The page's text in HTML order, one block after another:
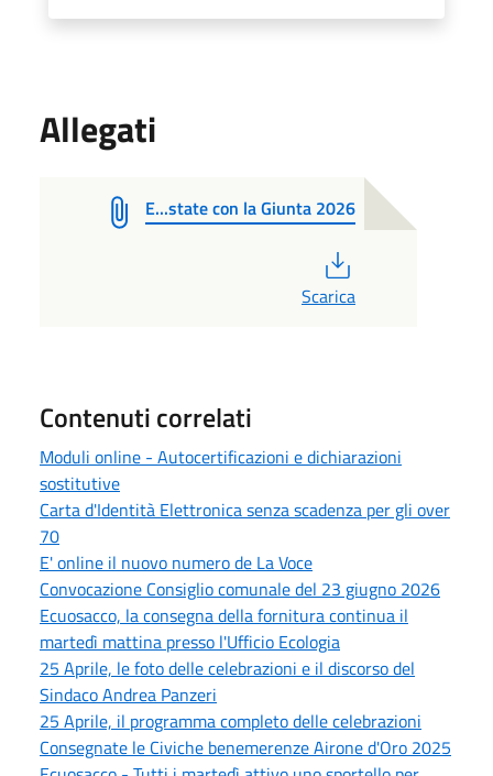
Allegati
E...state con la Giunta 2026
Scarica
Contenuti correlati
Moduli online - Autocertificazioni e dichiarazioni
sostitutive
Carta d'Identità Elettronica senza scadenza per gli over
70
E' online il nuovo numero de La Voce
Convocazione Consiglio comunale del 23 giugno 2026
Ecuosacco, la consegna della fornitura continua il
martedì mattina presso l'Ufficio Ecologia
25 Aprile, le foto delle celebrazioni e il discorso del
Sindaco Andrea Panzeri
25 Aprile, il programma completo delle celebrazioni
Consegnate le Civiche benemerenze Airone d'Oro 2025